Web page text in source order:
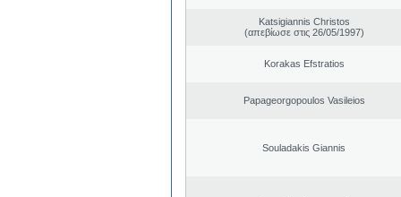
Katsigiannis Christos
(απεβίωσε στις 26/05/1997)
Korakas Efstratios
Papageorgopoulos Vasileios
Souladakis Giannis